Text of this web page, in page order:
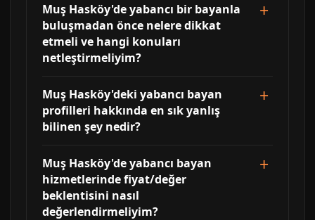
Muş Hasköy'de yabancı bir bayanla
buluşmadan önce nelere dikkat
etmeli ve hangi konuları
netleştirmeliyim?
Muş Hasköy'deki yabancı bayan
profilleri hakkında en sık yanlış
bilinen şey nedir?
Muş Hasköy'de yabancı bayan
hizmetlerinde fiyat/değer
beklentisini nasıl
değerlendirmeliyim?